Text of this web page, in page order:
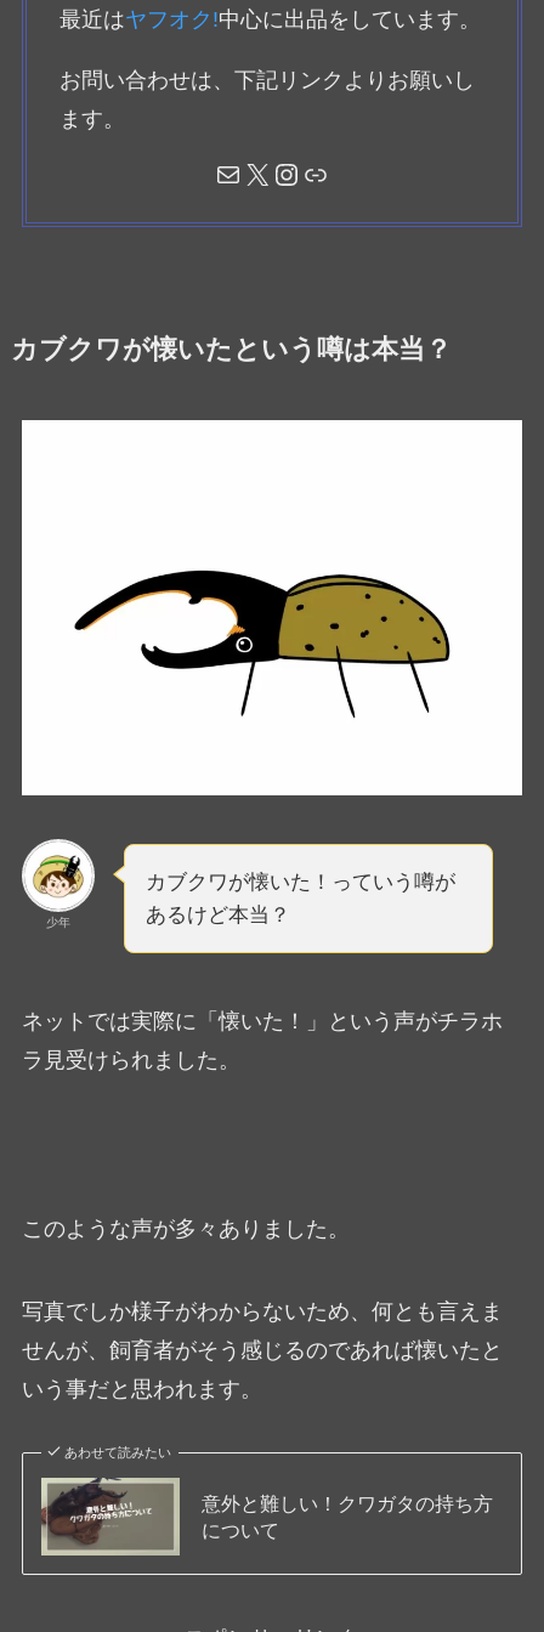
最近はヤフオク!中心に出品をしています。
お問い合わせは、下記リンクよりお願いし
ます。
メール X Instagram
リンク
カブクワが懐いたという噂は本当？
少年
カブクワが懐いた！っていう噂が
あるけど本当？
ネットでは実際に「懐いた！」という声がチラホ
ラ見受けられました。
このような声が多々ありました。
写真でしか様子がわからないため、何とも言えま
せんが、飼育者がそう感じるのであれば懐いたと
いう事だと思われます。
あわせて読みたい
意外と難しい！クワガタの持ち方
について